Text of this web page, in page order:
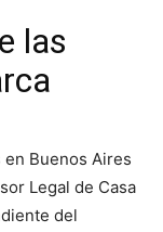
las
Buenos Aires
Legal de Casa
del